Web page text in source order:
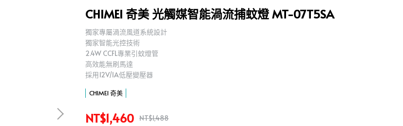
CHIMEI 奇美 光觸媒智能渦流捕蚊燈 MT-07T5SA
獨家專屬渦流風道系統設計
獨家智能光控技術
2.4W CCFL專業引蚊燈管
高效能無刷馬達
採用12V/1A低壓變壓器
CHIMEI 奇美
NT$1,460 NT$1,488